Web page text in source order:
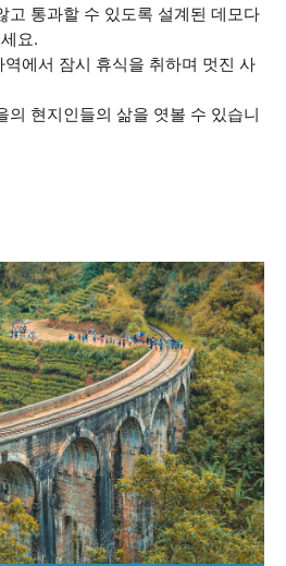
고 통과할 수 있도록 설계된 데모다
요.
에서 잠시 휴식을 취하며 멋진 사
의 현지인들의 삶을 엿볼 수 있습니